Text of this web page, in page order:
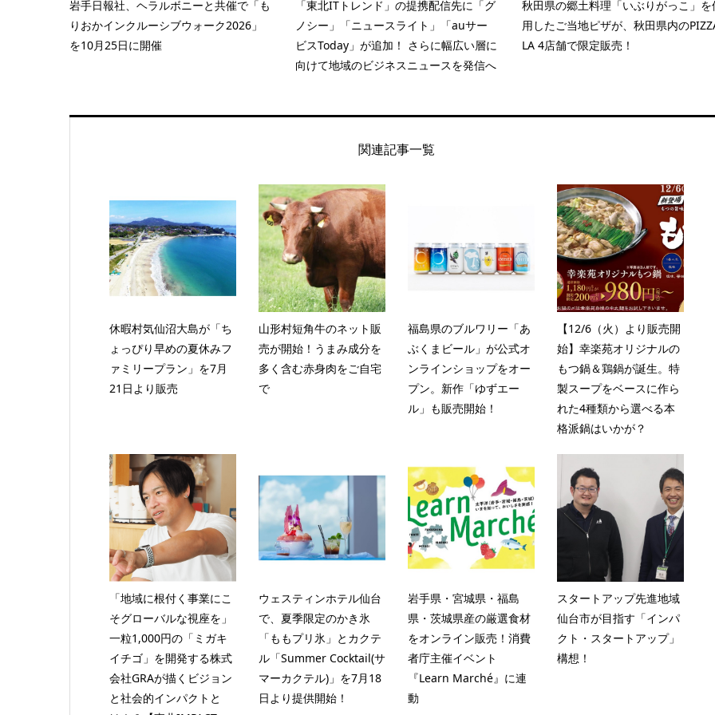
岩手日報社、ヘラルボニーと共催で「も
りおかインクルーシブウォーク2026」
を10月25日に開催
「東北ITトレンド」の提携配信先に「グ
ノシー」「ニュースライト」「auサー
ビスToday」が追加！ さらに幅広い層に
向けて地域のビジネスニュースを発信へ
秋田県の郷土料理「いぶりがっこ」を
用したご当地ピザが、秋田県内の
LA 4店舗で限定販売！
関連記事一覧
休暇村気仙沼大島が「ち
ょっぴり早めの夏休みフ
ァミリープラン」を7月
21日より販売
山形村短角牛のネット販
売が開始！うまみ成分を
多く含む赤身肉をご自宅
で
福島県のブルワリー「あ
ぶくまビール」が公式オ
ンラインショップをオー
プン。新作「ゆずエー
ル」も販売開始！
【12/6（火）より販売開
始】幸楽苑オリジナルの
もつ鍋＆鶏鍋が誕生。特
製スープをベースに作ら
れた4種類から選べる本
格派鍋はいかが？
「地域に根付く事業にこ
そグローバルな視座を」
一粒1,000円の「ミガキ
イチゴ」を開発する株式
会社GRAが描くビジョン
と社会的インパクトと
ウェスティンホテル仙台
で、夏季限定のかき氷
「ももプリ氷」とカクテ
ル「Summer Cocktail(サ
マーカクテル)」を7月18
日より提供開始！
岩手県・宮城県・福島
県・茨城県産の厳選食材
をオンライン販売！消費
者庁主催イベント
『Learn Marché』に連
動
スタートアップ先進地域
仙台市が目指す「インパ
クト・スタートアップ」
構想！